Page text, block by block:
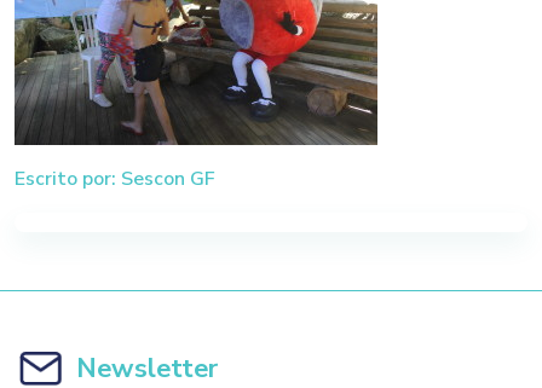
Escrito por: Sescon GF
Newsletter